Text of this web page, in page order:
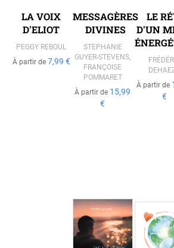
LA VOIX
D'ELIOT
PEGGY REBOUL
À partir de 7,99 €
MESSAGÈRES
DIVINES
STEPHANIE
GUYER-STEVENS,
FRANÇOISE
POMMARET
À partir de 15,99
€
LE
D'UN
À partir de
€